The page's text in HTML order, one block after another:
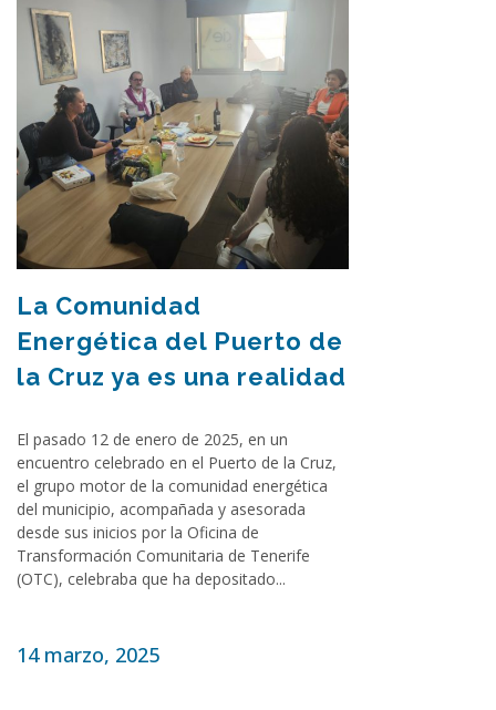
La Comunidad
Energética del Puerto de
la Cruz ya es una realidad
El pasado 12 de enero de 2025, en un
encuentro celebrado en el Puerto de la Cruz,
el grupo motor de la comunidad energética
del municipio, acompañada y asesorada
desde sus inicios por la Oficina de
Transformación Comunitaria de Tenerife
(OTC), celebraba que ha depositado...
14 marzo, 2025